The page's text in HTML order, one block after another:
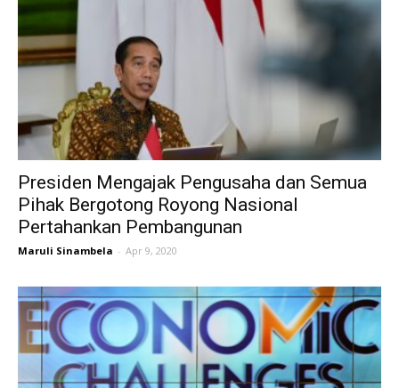
Presiden Mengajak Pengusaha dan Semua
Pihak Bergotong Royong Nasional
Pertahankan Pembangunan
Maruli Sinambela - Apr 9, 2020